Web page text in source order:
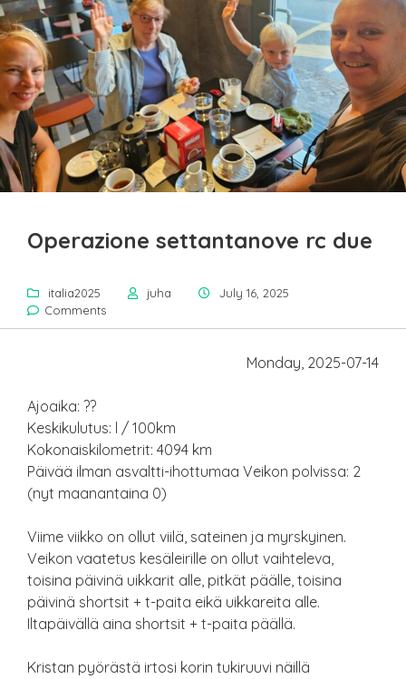
Operazione settantanove rc due
italia2025 juha
July 16, 2025
Comments
Monday, 2025-07-14
Ajoaika: ??
Keskikulutus: l / 100km
Kokonaiskilometrit: 4094 km
Päivää ilman asvaltti-ihottumaa Veikon polvissa: 2
(nyt maanantaina 0)
Viime viikko on ollut viilä, sateinen ja myrskyinen.
Veikon vaatetus kesäleirille on ollut vaihteleva,
toisina päivinä uikkarit alle, pitkät päälle, toisina
päivinä shortsit + t-paita eikä uikkareita alle.
Iltapäivällä aina shortsit + t-paita päällä.
Kristan pyörästä irtosi korin tukiruuvi näillä